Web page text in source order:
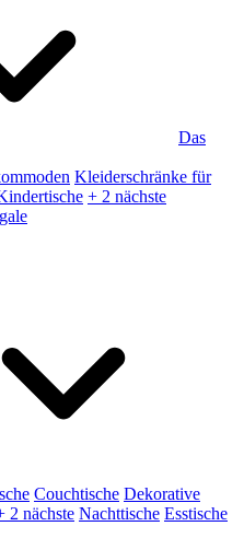
Das
Kleiderschränke für
+ 2 nächste
Couchtische Dekorative
2 nächste Nachttische Esstische